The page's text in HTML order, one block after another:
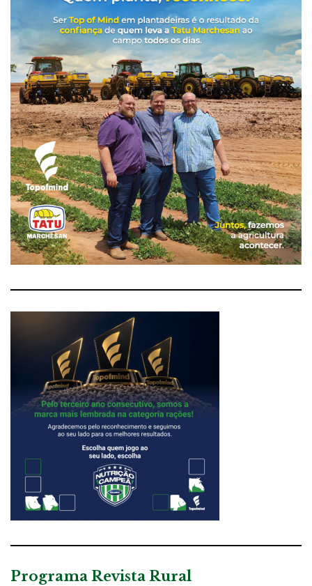
Programa Revista Rural